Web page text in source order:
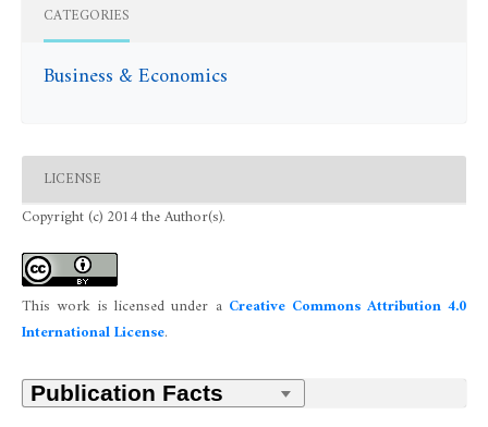
CATEGORIES
Business & Economics
LICENSE
Copyright (c) 2014 the Author(s).
This work is licensed under a Creative Commons Attribution 4.0
International License.